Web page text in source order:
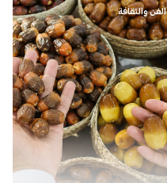
الفن والثقافة